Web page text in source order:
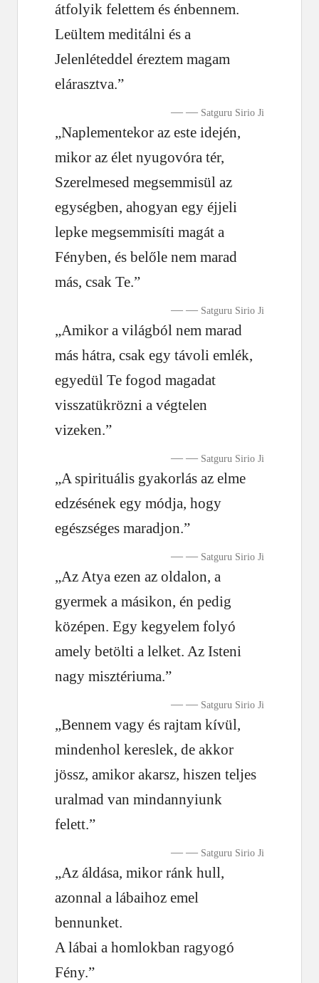
átfolyik felettem és énbennem.
Leültem meditálni és a
Jelenléteddel éreztem magam
elárasztva.”
— Satguru Sirio Ji
„Naplementekor az este idején,
mikor az élet nyugovóra tér,
Szerelmesed megsemmisül az
egységben, ahogyan egy éjjeli
lepke megsemmisíti magát a
Fényben, és belőle nem marad
más, csak Te.”
— Satguru Sirio Ji
„Amikor a világból nem marad
más hátra, csak egy távoli emlék,
egyedül Te fogod magadat
visszatükrözni a végtelen
vizeken.”
— Satguru Sirio Ji
„A spirituális gyakorlás az elme
edzésének egy módja, hogy
egészséges maradjon.”
— Satguru Sirio Ji
„Az Atya ezen az oldalon, a
gyermek a másikon, én pedig
középen. Egy kegyelem folyó
amely betölti a lelket. Az Isteni
nagy misztériuma.”
— Satguru Sirio Ji
„Bennem vagy és rajtam kívül,
mindenhol kereslek, de akkor
jössz, amikor akarsz, hiszen teljes
uralmad van mindannyiunk
felett.”
— Satguru Sirio Ji
„Az áldása, mikor ránk hull,
azonnal a lábaihoz emel
bennunket.
A lábai a homlokban ragyogó
Fény.”